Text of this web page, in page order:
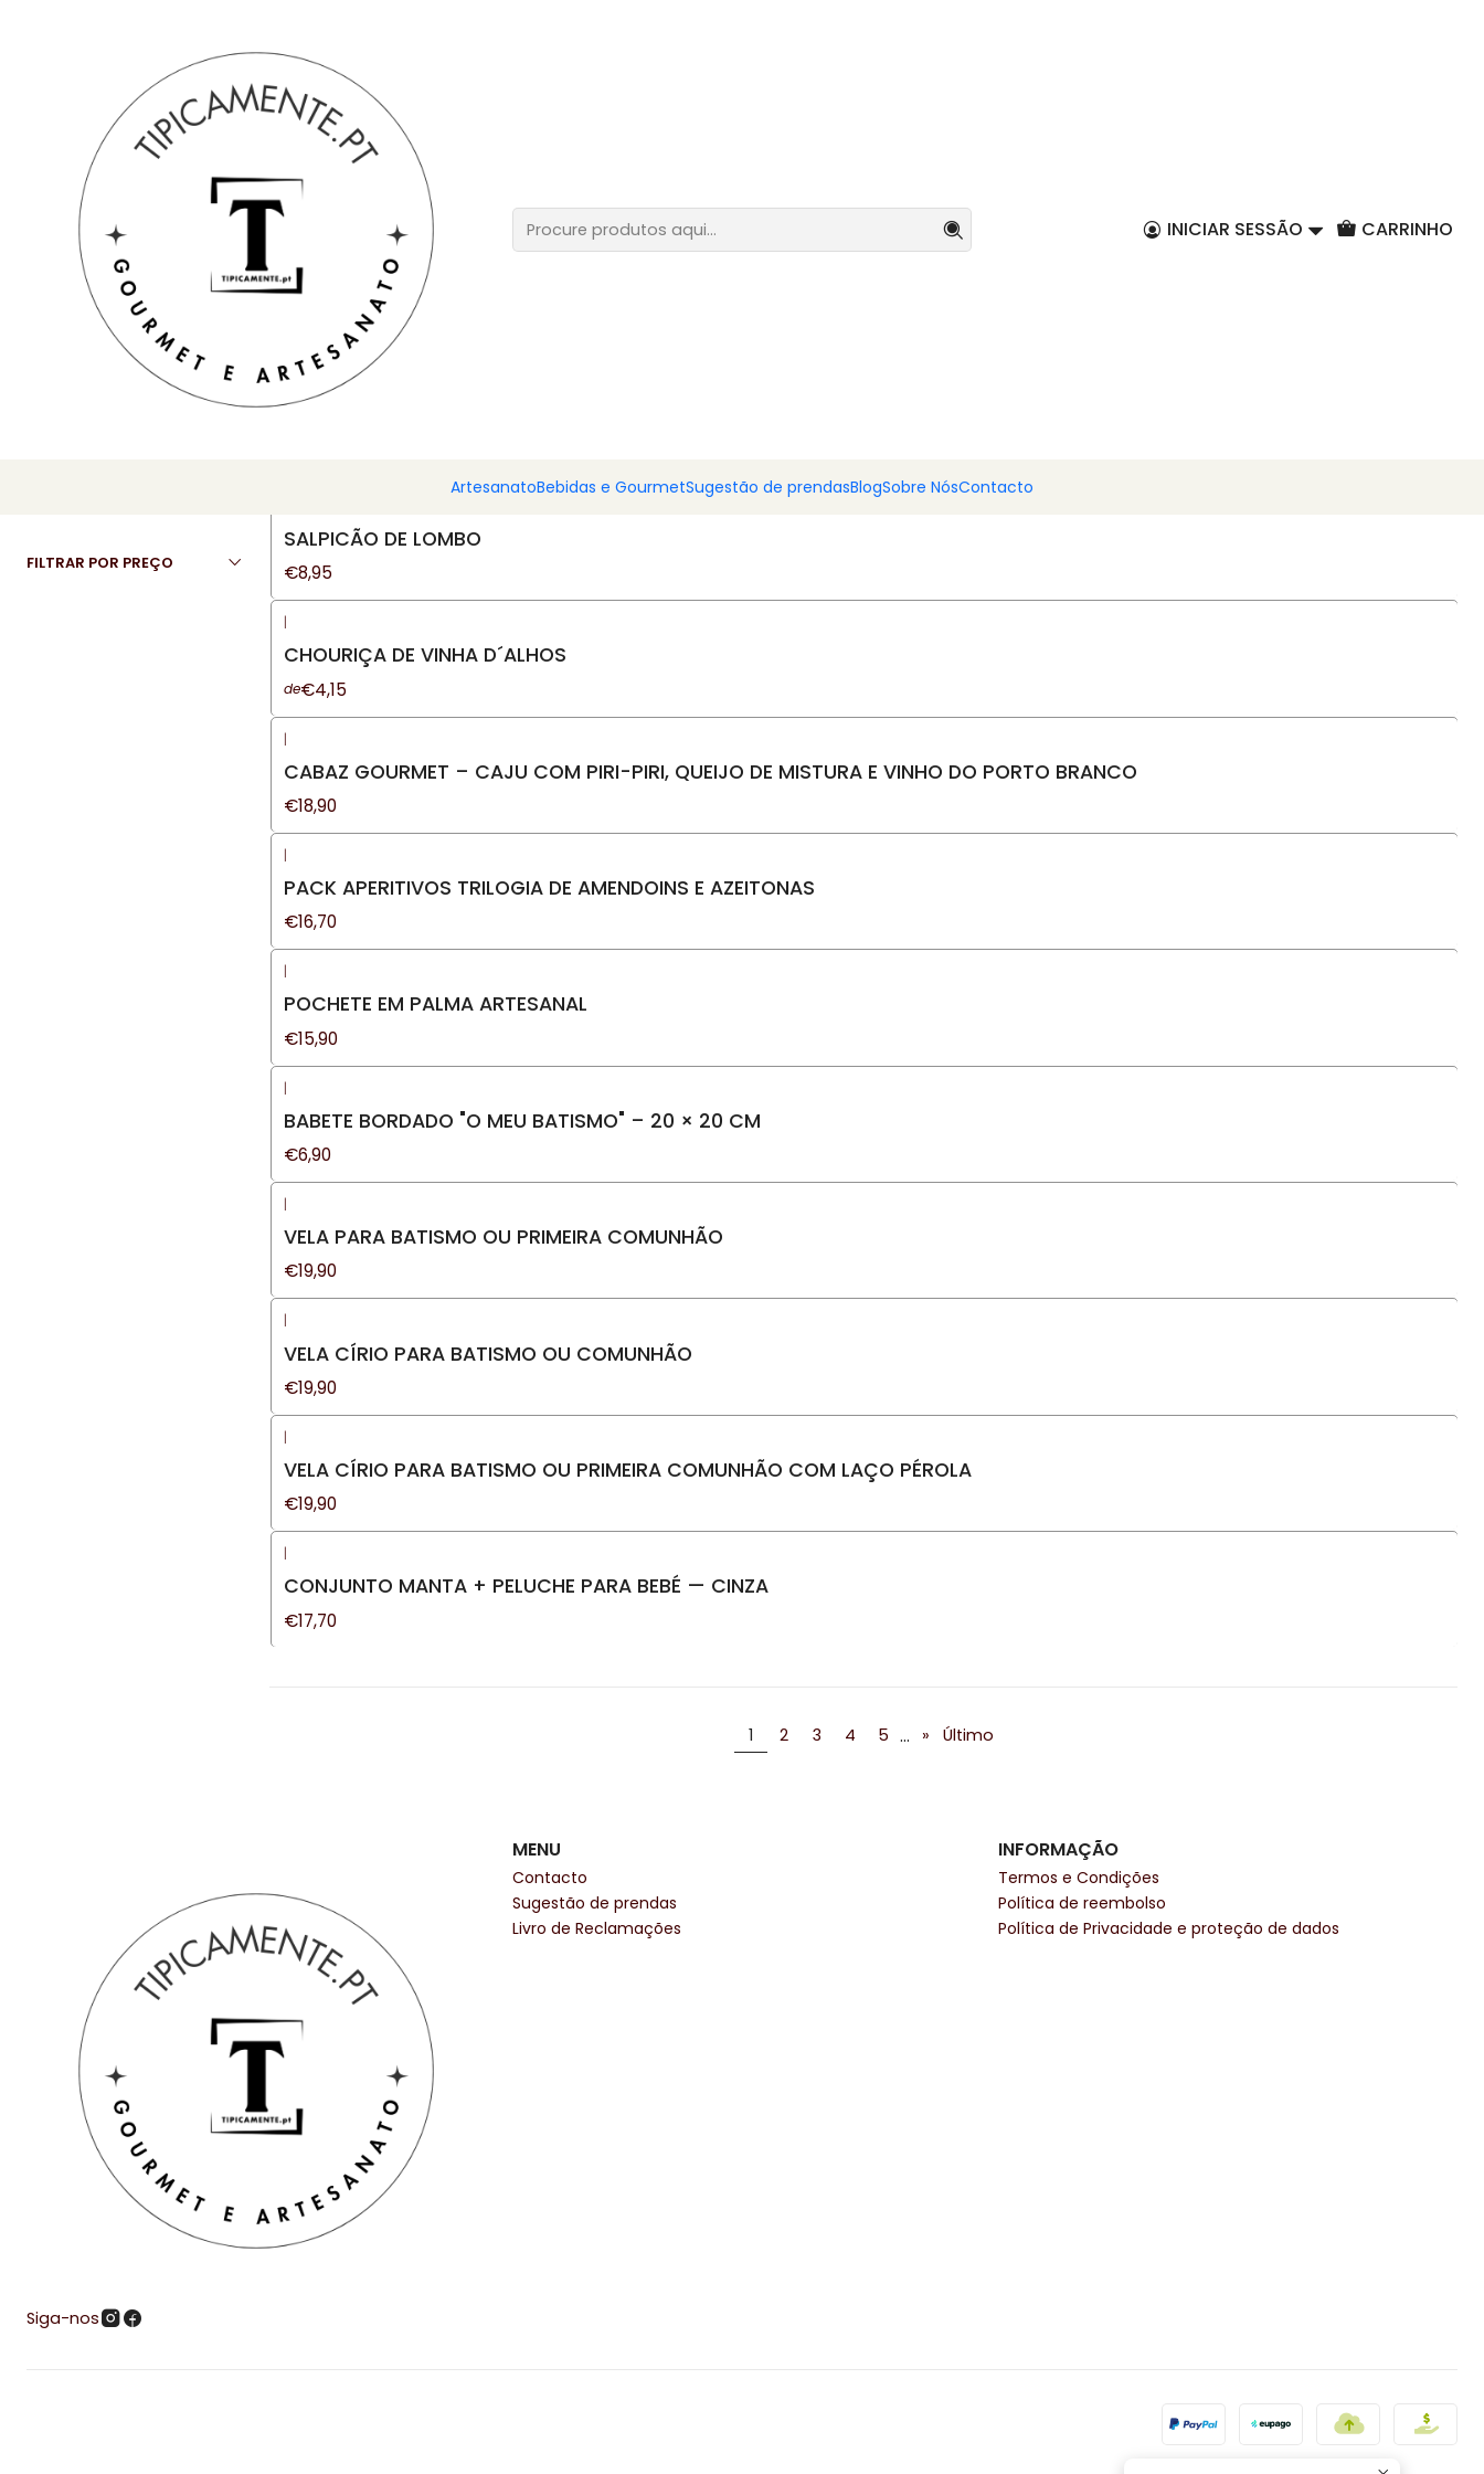
INICIAR SESSÃO CARRINHO
ArtesanatoBebidas e GourmetSugestão de prendasBlogSobre NósContacto
Sugestão de prendas
Filtrar produtos
1-12 de 128 produtos
Aplicar filtros
ORDENAR POR
FILTRAR POR PREÇO
|
BACALHAU COM GRÃO DE BICO, CEBOLA E AZEITE
€3,70
-15%
SALPICÃO DE LOMBO
€8,95
|
CHOURIÇA DE VINHA D´ALHOS
de€4,15
|
CABAZ GOURMET – CAJU COM PIRI-PIRI, QUEIJO DE MISTURA E VINHO DO PORTO BRANCO
€18,90
|
PACK APERITIVOS TRILOGIA DE AMENDOINS E AZEITONAS
€16,70
|
POCHETE EM PALMA ARTESANAL
€15,90
|
BABETE BORDADO "O MEU BATISMO" – 20 × 20 CM
€6,90
|
VELA PARA BATISMO OU PRIMEIRA COMUNHÃO
€19,90
|
VELA CÍRIO PARA BATISMO OU COMUNHÃO
€19,90
|
VELA CÍRIO PARA BATISMO OU PRIMEIRA COMUNHÃO COM LAÇO PÉROLA
€19,90
|
CONJUNTO MANTA + PELUCHE PARA BEBÉ — CINZA
€17,70
1 2 3 4 5 ... » Último
Siga-nos
MENU
Contacto
Sugestão de prendas
Livro de Reclamações
INFORMAÇÃO
Termos e Condições
Política de reembolso
Política de Privacidade e proteção de dados